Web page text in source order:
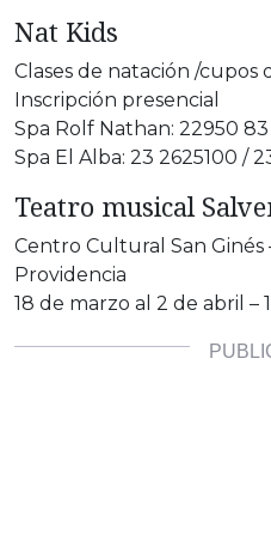
Nat Kids
Clases de natación /cupos
Inscripción presencial
Spa Rolf Nathan: 22950 83
Spa El Alba: 23 2625100 /
Teatro musical
Centro Cultural San Ginés
Providencia
18 de marzo al 2 de abril –